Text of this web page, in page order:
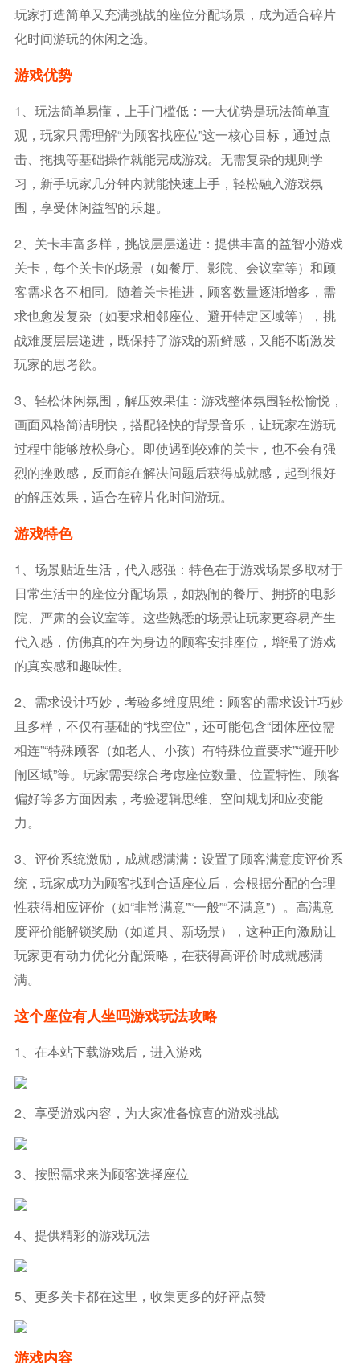
玩家打造简单又充满挑战的座位分配场景，成为适合碎片
化时间游玩的休闲之选。
游戏优势
1、玩法简单易懂，上手门槛低：一大优势是玩法简单直
观，玩家只需理解“为顾客找座位”这一核心目标，通过点
击、拖拽等基础操作就能完成游戏。无需复杂的规则学
习，新手玩家几分钟内就能快速上手，轻松融入游戏氛
围，享受休闲益智的乐趣。
2、关卡丰富多样，挑战层层递进：提供丰富的益智小游戏
关卡，每个关卡的场景（如餐厅、影院、会议室等）和顾
客需求各不相同。随着关卡推进，顾客数量逐渐增多，需
求也愈发复杂（如要求相邻座位、避开特定区域等），挑
战难度层层递进，既保持了游戏的新鲜感，又能不断激发
玩家的思考欲。
3、轻松休闲氛围，解压效果佳：游戏整体氛围轻松愉悦，
画面风格简洁明快，搭配轻快的背景音乐，让玩家在游玩
过程中能够放松身心。即使遇到较难的关卡，也不会有强
烈的挫败感，反而能在解决问题后获得成就感，起到很好
的解压效果，适合在碎片化时间游玩。
游戏特色
1、场景贴近生活，代入感强：特色在于游戏场景多取材于
日常生活中的座位分配场景，如热闹的餐厅、拥挤的电影
院、严肃的会议室等。这些熟悉的场景让玩家更容易产生
代入感，仿佛真的在为身边的顾客安排座位，增强了游戏
的真实感和趣味性。
2、需求设计巧妙，考验多维度思维：顾客的需求设计巧妙
且多样，不仅有基础的“找空位”，还可能包含“团体座位需
相连”“特殊顾客（如老人、小孩）有特殊位置要求”“避开吵
闹区域”等。玩家需要综合考虑座位数量、位置特性、顾客
偏好等多方面因素，考验逻辑思维、空间规划和应变能
力。
3、评价系统激励，成就感满满：设置了顾客满意度评价系
统，玩家成功为顾客找到合适座位后，会根据分配的合理
性获得相应评价（如“非常满意”“一般”“不满意”）。高满意
度评价能解锁奖励（如道具、新场景），这种正向激励让
玩家更有动力优化分配策略，在获得高评价时成就感满
满。
这个座位有人坐吗游戏玩法攻略
1、在本站下载游戏后，进入游戏
2、享受游戏内容，为大家准备惊喜的游戏挑战
3、按照需求来为顾客选择座位
4、提供精彩的游戏玩法
5、更多关卡都在这里，收集更多的好评点赞
游戏内容